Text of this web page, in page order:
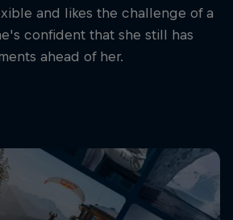
and likes the challenge of a
confident that she still has
ahead of her.